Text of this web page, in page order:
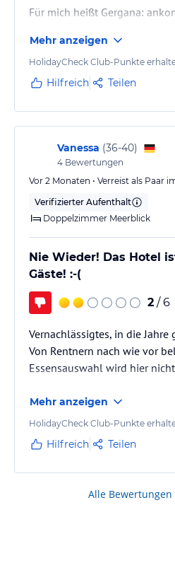
Für mich heißt Gergana:
entgegen gebracht wird,
Hier fühlt sich der Gast
Mehr anzeigen
HolidayCheck Club-Punkte
Hilfreich Teilen
Vanessa (36-40)
4 Bewertungen
Vor 2 Monaten • Verreist als Paar
Verifizierter Aufenthalt
Doppelzimmer Meerblick
Nie Wieder! Das Hotel
Gäste! :-(
2 / 6
Vernachlässigtes, in die Jahre
Von Rentnern nach wie vor
Essensauswahl wird hier
Mehr anzeigen
HolidayCheck Club-Punkte
Hilfreich Teilen
Alle Bewertungen